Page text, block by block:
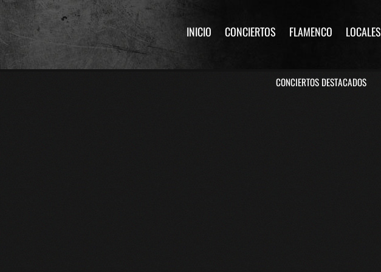
INICIO CONCIERTOS FLAMENCO LOCALES
CONCIERTOS DESTACADOS